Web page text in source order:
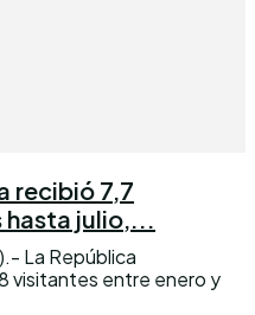
recibió 7,7
julio,...
La República
visitantes entre enero y